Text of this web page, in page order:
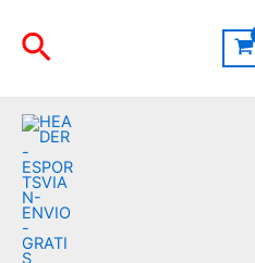
contenido
Buscar